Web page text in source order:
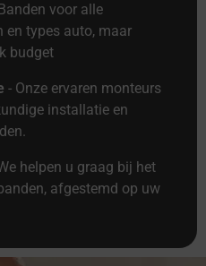
voor alle
en types auto, maar
budget
- Onze ervaren monteurs
installatie en
helpen u graag bij het
afgestemd op uw